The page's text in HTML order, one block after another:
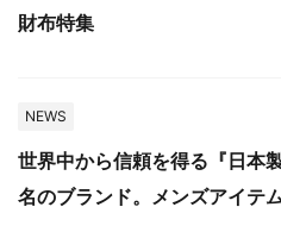
財布特集
NEWS
世界中から信頼を得る『日本
名のブランド。メンズアイテ